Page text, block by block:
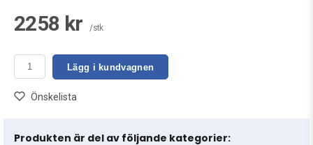
2258 kr /stk
Lägg i kundvagnen
Önskelista
Produkten är del av följande kategorier: